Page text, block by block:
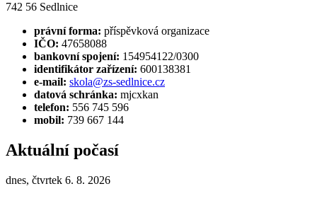
742 56 Sedlnice
právní forma: příspěvková organizace
IČO: 47658088
bankovní spojení: 154954122/0300
identifikátor zařízení: 600138381
e-mail: skola@zs-sedlnice.cz
datová schránka: mjcxkan
telefon: 556 745 596
mobil: 739 667 144
Aktuální počasí
dnes, čtvrtek 6. 8. 2026